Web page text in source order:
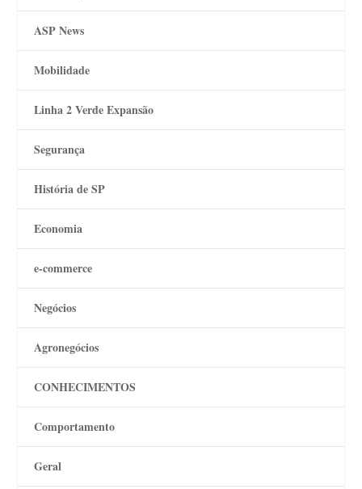
ASP News
Mobilidade
Linha 2 Verde Expansão
Segurança
História de SP
Economia
e-commerce
Negócios
Agronegócios
CONHECIMENTOS
Comportamento
Geral